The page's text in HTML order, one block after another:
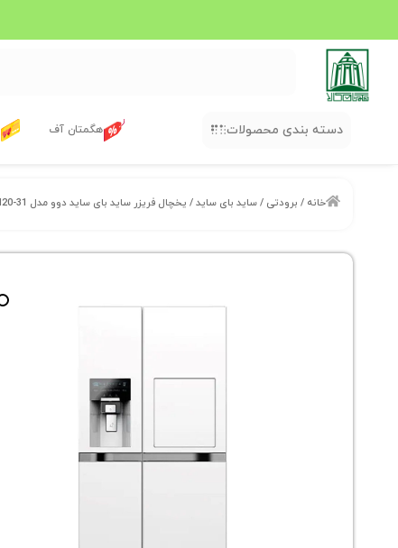
دسته بندی محصولات هگمتان آف
خانه / برودتی /ساید بای ساید/ یخچال فریزر ساید بای ساید دوو مدل SXI20-31